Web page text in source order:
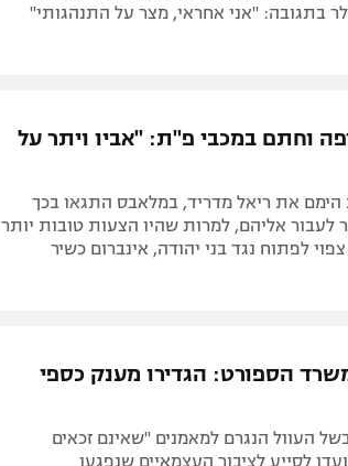
בתגובה: "אני אחראי, מצר על התנהגותי"
וחתם במכבי פ"ת: "אביו ויתר על
הימם את ריאל מדריד, במלאבס התגאו בכך
לעבור אליהם, למרות שהיו הצעות טובות יותר
לפתוח נגד בני יהודה, אינברום כשיר
הספורט: הגדירו מענק כספי
בשל העוול הנגרם למאמנים "שאינם זכאים
לסייע לציבור העצמאיים שנפגעו